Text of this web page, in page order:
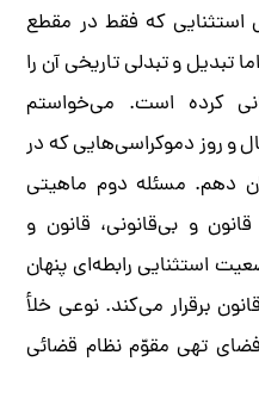
استثنایی که فقط در مقطع
تبدیل و تبدلی تاریخی آن را
کرده است. می‌خواستم
و روز دموکراسی‌هایی که در
دهم. مسئله دوم ماهیتی
و بی‌قانونی، قانون و
استثنایی رابطه‌ای پنهان
برقرار می‌کند. نوعی خلأ
تهی مقوّم نظام قضائی